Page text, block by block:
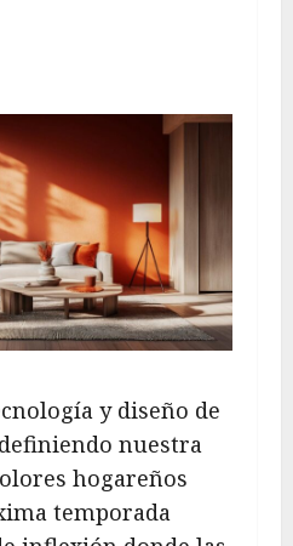
y diseño de
nuestra
hogareños
temporada